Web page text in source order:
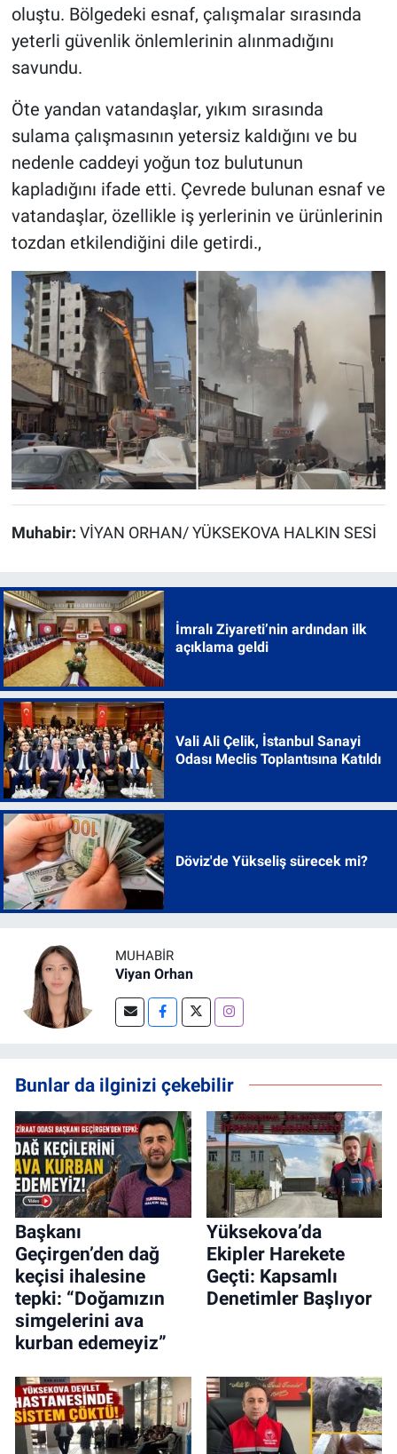
oluştu. Bölgedeki esnaf, çalışmalar sırasında
yeterli güvenlik önlemlerinin alınmadığını
savundu.
Öte yandan vatandaşlar, yıkım sırasında
sulama çalışmasının yetersiz kaldığını ve bu
nedenle caddeyi yoğun toz bulutunun
kapladığını ifade etti. Çevrede bulunan esnaf ve
vatandaşlar, özellikle iş yerlerinin ve ürünlerinin
tozdan etkilendiğini dile getirdi.,
Muhabir: VİYAN ORHAN/ YÜKSEKOVA HALKIN SESİ
İmralı Ziyareti’nin ardından ilk
açıklama geldi
Vali Ali Çelik, İstanbul Sanayi
Odası Meclis Toplantısına Katıldı
Döviz'de Yükseliş sürecek mi?
MUHABIR
Viyan Orhan
Bunlar da ilginizi çekebilir
Başkanı
Geçirgen’den dağ
keçisi ihalesine
tepki: “Doğamızın
simgelerini ava
kurban edemeyiz”
Yüksekova’da
Ekipler Harekete
Geçti: Kapsamlı
Denetimler Başlıyor